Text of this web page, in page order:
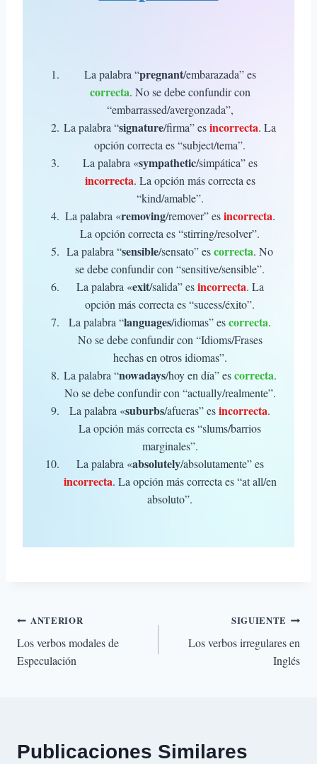
La palabra “pregnant/embarazada” es
correcta. No se debe confundir con
“embarrassed/avergonzada”,
La palabra “signature/firma” esincorrecta. La
opción correcta es “subject/tema”.
La palabra «sympathetic/simpática” es
incorrecta. La opción más correcta es
“kind/amable”.
La palabra «removing/remover” esincorrecta.
La opción correcta es “stirring/resolver”.
La palabra “sensible/sensato” escorrecta. No
se debe confundir con “sensitive/sensible”.
La palabra «exit/salida” esincorrecta. La
opción más correcta es “sucess/éxito”.
La palabra “languages/idiomas” escorrecta.
No se debe confundir con “Idioms/Frases
hechas en otros idiomas”.
La palabra “nowadays/hoy en día” escorrecta.
No se debe confundir con “actually/realmente”.
La palabra «suburbs/afueras” esincorrecta.
La opción más correcta es “slums/barrios
marginales”.
La palabra «absolutely/absolutamente” es
incorrecta. La opción más correcta es “at all/en
absoluto”.
Navegación
de
ANTERIOR
Los verbos modales de
Especulación
SIGUIENTE
Los verbos irregulares en
Inglés
Publicaciones Similares